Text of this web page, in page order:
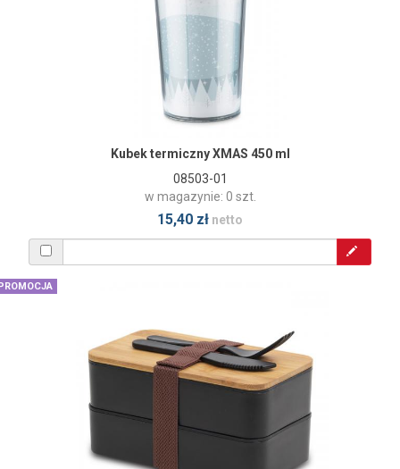
Kubek termiczny XMAS 450 ml
08503-01
w magazynie: 0 szt.
15,40 zł netto